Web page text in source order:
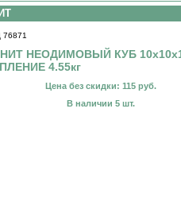
НЕОДИМОВЫЙ КУБ
4.55кг
Цена без скидки: 115 руб.
В наличии 5 шт.